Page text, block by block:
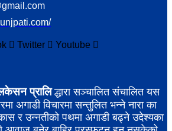
Twitter Youtube
प्रालिद्धारा सञ्चालित संचालित यस
अगाडी विचारमा सन्तुलित भन्ने नारा का
र उन्नतीको पथमा अगाडी बढ्ने उदेश्यका